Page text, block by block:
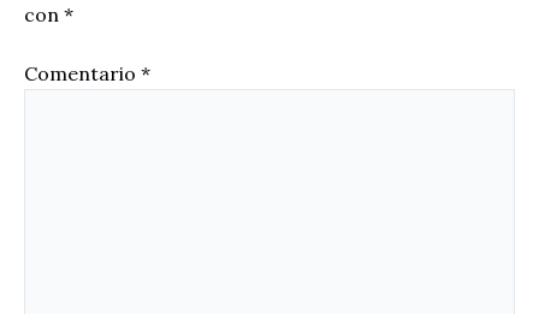
con *
Comentario *